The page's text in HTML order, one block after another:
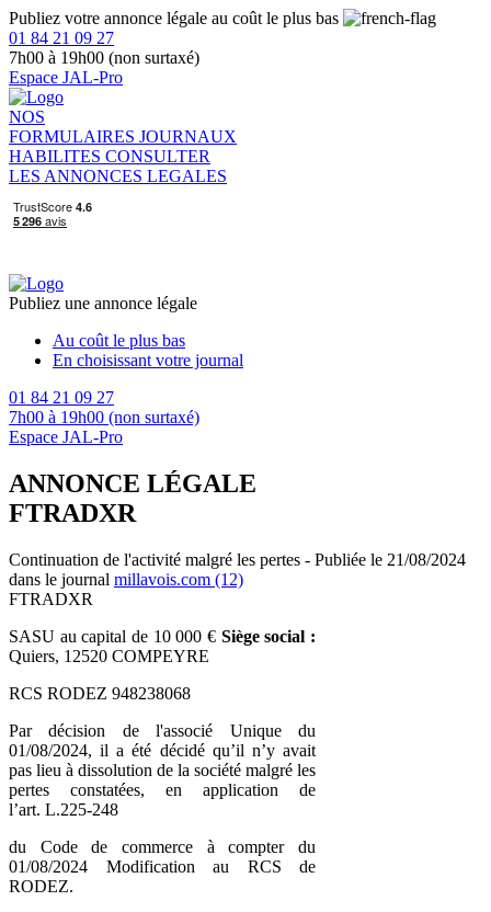
Publiez votre annonce légale au coût le plus bas
01 84 21 09 27
7h00 à 19h00 (non surtaxé)
Espace JAL-Pro
NOS
FORMULAIRES JOURNAUX
HABILITES CONSULTER
LES ANNONCES LEGALES
Publiez une annonce légale
Au coût le plus bas
En choisissant votre journal
01 84 21 09 27
7h00 à 19h00 (non surtaxé)
Espace JAL-Pro
ANNONCE LÉGALE
FTRADXR
Continuation de l'activité malgré les pertes - Publiée le 21/08/2024
dans le journal millavois.com (12)
FTRADXR
SASU au capital de 10 000 € Siège social :
Quiers, 12520 COMPEYRE
RCS RODEZ 948238068
Par décision de l'associé Unique du
01/08/2024, il a été décidé qu’il n’y avait
pas lieu à dissolution de la société malgré les
pertes constatées, en application de
l’art. L.225-248
du Code de commerce à compter du
01/08/2024 Modification au RCS de
RODEZ.